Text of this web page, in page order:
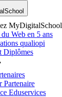
MyDigitalSchool
Web en 5 ans
qualiopi
Diplômes
Partenaire
Eduservices